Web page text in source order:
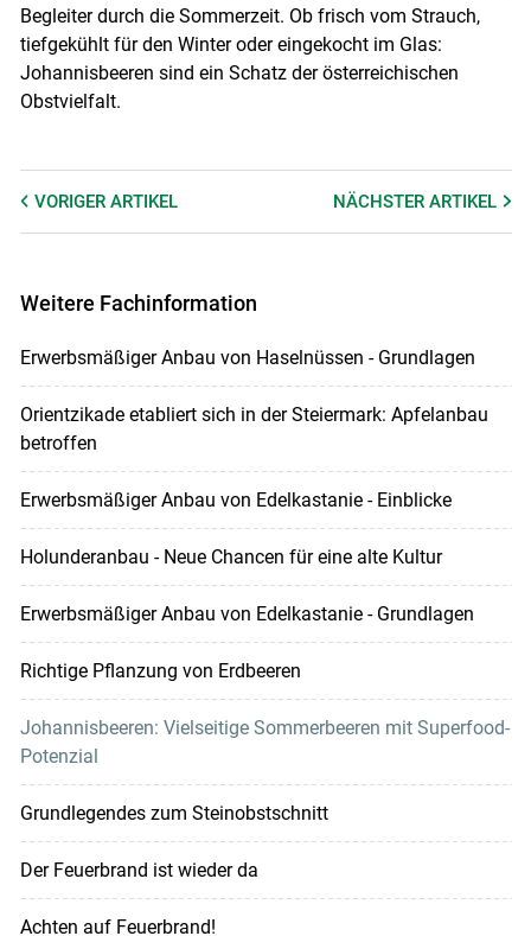
Begleiter durch die Sommerzeit. Ob frisch vom Strauch,
tiefgekühlt für den Winter oder eingekocht im Glas:
Johannisbeeren sind ein Schatz der österreichischen
Obstvielfalt.
VORIGER ARTIKEL NÄCHSTERARTIKEL
Weitere Fachinformation
Erwerbsmäßiger Anbau von Haselnüssen - Grundlagen
Orientzikade etabliert sich in der Steiermark: Apfelanbau
betroffen
Erwerbsmäßiger Anbau von Edelkastanie - Einblicke
Holunderanbau - Neue Chancen für eine alte Kultur
Erwerbsmäßiger Anbau von Edelkastanie - Grundlagen
Richtige Pflanzung von Erdbeeren
Johannisbeeren: Vielseitige Sommerbeeren mit Superfood-
Potenzial
Grundlegendes zum Steinobstschnitt
Der Feuerbrand ist wieder da
Achten auf Feuerbrand!